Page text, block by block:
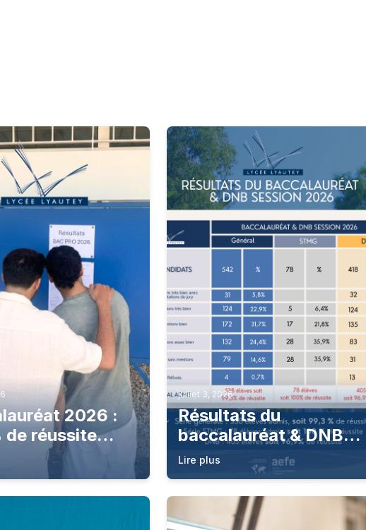
2026 :
de réussite
élèves de la
juillet 3, 2026
Résultats du
baccalauréat & DNB
session 2026
Lire plus